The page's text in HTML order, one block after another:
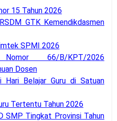
15 Tahun 2026
GTK Kemendikdasmen
SPMI 2026
66/B/KPT/2026
Dosen
Hari Belajar Guru di Satuan
Tertentu Tahun 2026
SMP Tingkat Provinsi Tahun